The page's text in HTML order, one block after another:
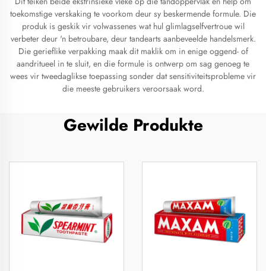
toekomstige verskaking te voorkom deur sy beskermende formule. Die
produk is geskik vir volwassenes wat hul glimlagselfvertroue wil
verbeter deur 'n betroubare, deur tandearts aanbeveelde handelsmerk.
Die gerieflike verpakking maak dit maklik om in enige oggend- of
aandritueel in te sluit, en die formule is ontwerp om sag genoeg te
wees vir tweedaglikse toepassing sonder dat sensitiviteitsprobleme vir
die meeste gebruikers veroorsaak word.
Gewilde Produkte